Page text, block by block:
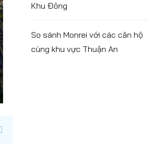
Khu Đông
So sánh Monrei với các căn hộ
cùng khu vực Thuận An